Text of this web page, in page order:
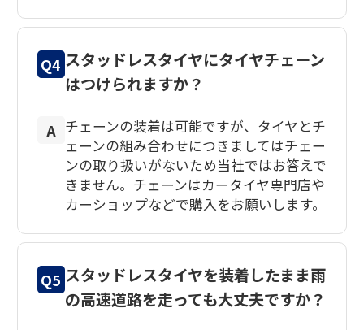
Q4 スタッドレスタイヤにタイヤチェーン
はつけられますか？
A チェーンの装着は可能ですが、タイヤとチ
ェーンの組み合わせにつきましてはチェー
ンの取り扱いがないため当社ではお答えで
きません。チェーンはカータイヤ専門店や
カーショップなどで購入をお願いします。
Q5 スタッドレスタイヤを装着したまま雨
の高速道路を走っても大丈夫ですか？